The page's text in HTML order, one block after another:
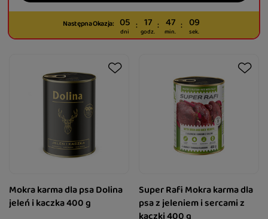
Mokra karma dla psa Dolina
jeleń i kaczka 400 g
Super Rafi Mokra karma dla
psa z jeleniem i sercami z
Następna Okazja:
dni
05
godz.
17
min.
47
sek.
08